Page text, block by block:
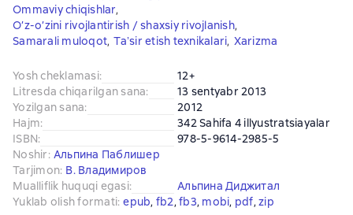
Ommaviy chiqishlar,
O’z-o’zini rivojlantirish / shaxsiy rivojlanish,
Samarali muloqot, Taʼsir etish texnikalari, Xarizma
Yosh cheklamasi:
12+
Litresda chiqarilgan sana:
13 sentyabr 2013
Yozilgan sana:
2012
Hajm:
342 Sahifa 4 illyustratsiayalar
ISBN:
978-5-9614-2985-5
Noshir: Альпина Паблишер
Tarjimon: В. Владимиров
Mualliflik huquqi egasi:
Альпина Диджитал
Yuklab olish formati: epub, fb2, fb3, mobi, pdf, zip